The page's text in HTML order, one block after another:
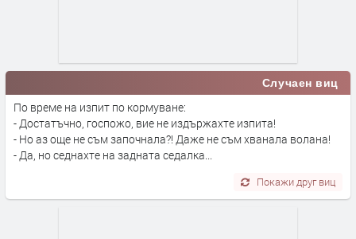
Случаен виц
По време на изпит по кормуване:
- Достатъчно, госпожо, вие не издържахте изпита!
- Но аз още не съм започнала?! Даже не съм хванала волана!
- Да, но седнахте на задната седалка...
Покажи друг виц